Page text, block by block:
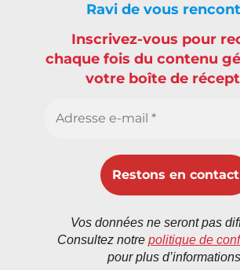
Ravi de vous
Inscrivez-vous pour
chaque fois du contenu
votre boîte de
Vos données ne seront pas
Consultez notre politique de
pour plus